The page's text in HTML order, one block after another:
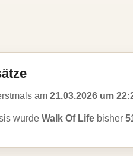
am 21.03.2026 um
wurde Walk Of Life bisher